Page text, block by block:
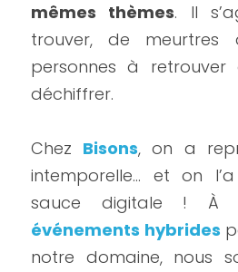
mêmes thèmes. Il
trouver, de meurtres
personnes à
déchiffrer.
Chez Bisons, on a
intemporelle… et on
événements hybrides
notre domaine, nous